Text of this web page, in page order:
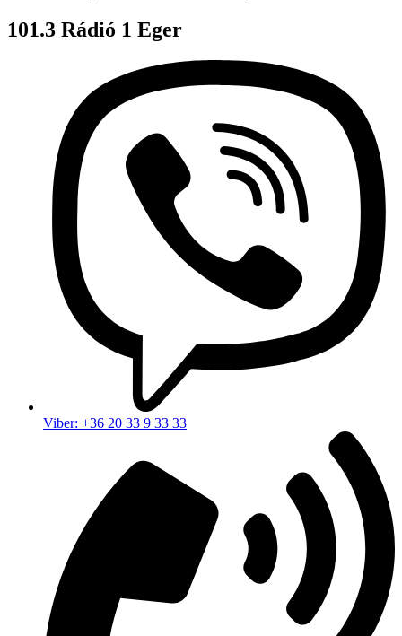
101.3 Rádió 1 Eger
Viber: +36 20 33 9 33 33